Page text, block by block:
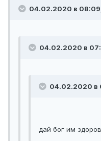
04.02.2020 в 08:09,
04.02.2020 в
04.02.2020 в
дай бог им